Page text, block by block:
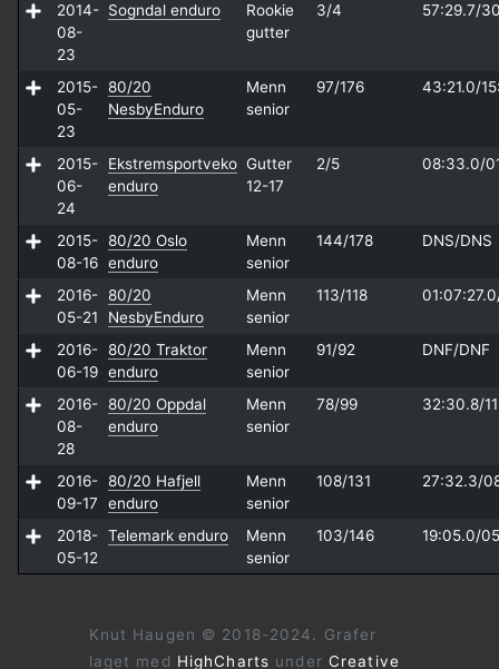
2014-
08-
23
Sogndal enduro
Rookie
gutter
3/4 57:29.7/
2015-
05-
23
80/20
NesbyEnduro
Menn
senior
97/176 43:21.0/
2015-
06-
24
Ekstremsportveko
enduro
Gutter
12-17
2/5 08:33.0/
2015-
08-16
80/20 Oslo
enduro
Menn
senior
144/178 DNS/DNS
2016-
05-21
80/20
NesbyEnduro
Menn
senior
113/118
2016-
06-19
80/20 Traktor
enduro
Menn
senior
91/92 DNF/DNF
2016-
08-
28
80/20 Oppdal
enduro
Menn
senior
78/99 32:30.8/
2016-
09-17
80/20 Hafjell
enduro
Menn
senior
108/131 27:32.3/
2018-
05-12
Telemark enduro
Menn
senior
103/146 19:05.0/
Knut Haugen © 2018-2024. Grafer
laget med HighCharts under Creative